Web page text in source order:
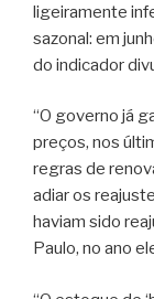
ligeiramente
sazonal: em
do indicador
“O governo já
preços, nos
regras de
adiar os
haviam sido
Paulo, no ano